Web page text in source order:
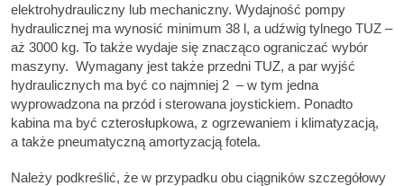
elektrohydrauliczny lub mechaniczny. Wydajność pompy
hydraulicznej ma wynosić minimum 38 l, a udźwig tylnego TUZ –
aż 3000 kg. To także wydaje się znacząco ograniczać wybór
maszyny. Wymagany jest także przedni TUZ, a par wyjść
hydraulicznych ma być co najmniej 2 – w tym jedna
wyprowadzona na przód i sterowana joystickiem. Ponadto
kabina ma być czterosłupkowa, z ogrzewaniem i klimatyzacją,
a także pneumatyczną amortyzacją fotela.
Należy podkreślić, że w przypadku obu ciągników szczegółowy